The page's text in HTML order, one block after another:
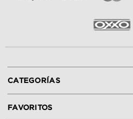
CATEGORÍAS
FAVORITOS